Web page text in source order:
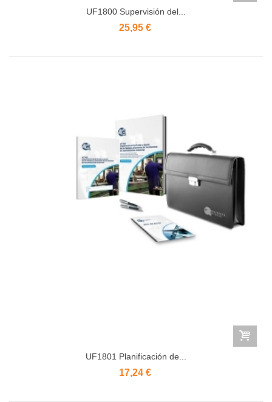
UF1800 Supervisión del...
25,95 €
UF1801 Planificación de...
17,24 €